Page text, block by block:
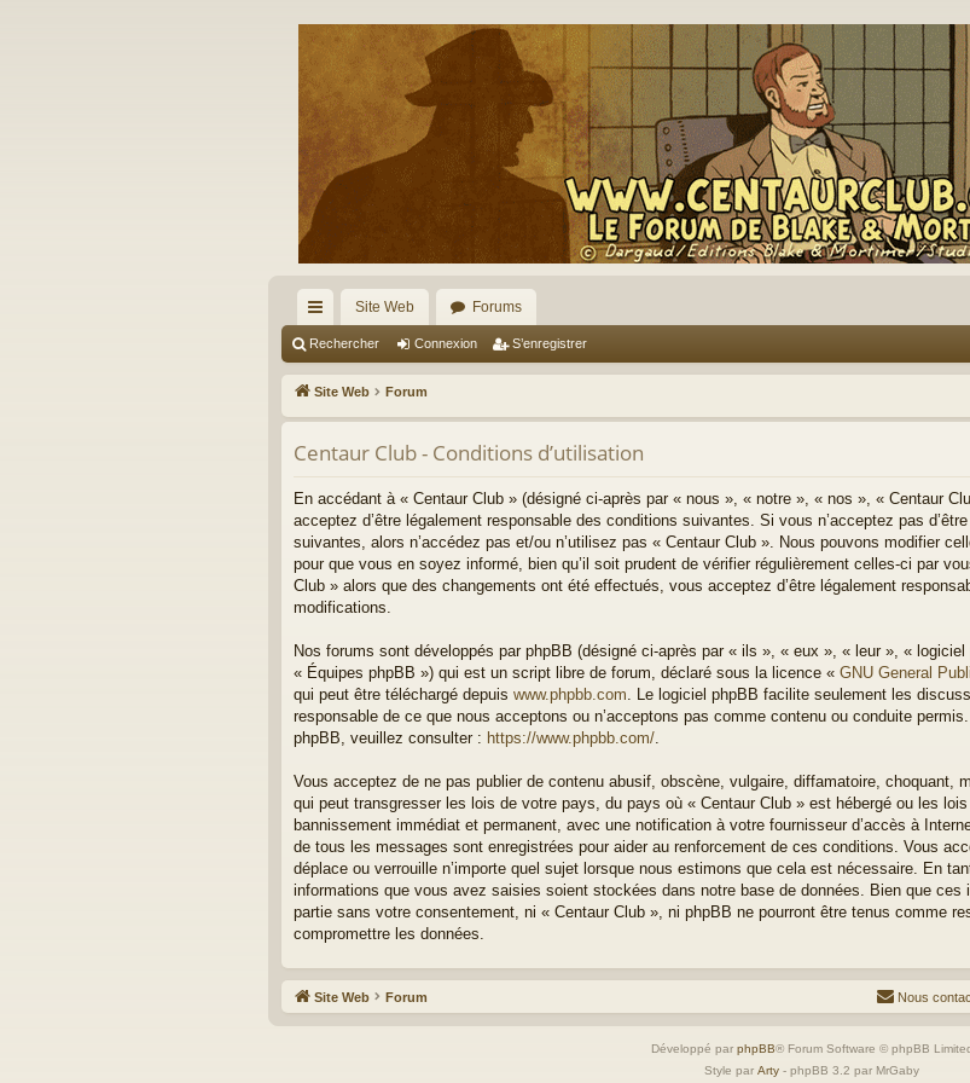
cc
ès
ra
pi
Site Web Forums
Rechercher Connexion S’enregistrer
Site Web Forum
Centaur Club - Conditions d’utilisation
En accédant à « Centaur Club » (désigné ci-après par « nous », « notre », « nos », « Centaur
acceptez d’être légalement responsable des conditions suivantes. Si vous n’acceptez pas
suivantes, alors n’accédez pas et/ou n’utilisez pas « Centaur Club ». Nous pouvons modifier
pour que vous en soyez informé, bien qu’il soit prudent de vérifier régulièrement celles-ci par
Club » alors que des changements ont été effectués, vous acceptez d’être légalement
modifications.
Nos forums sont développés par phpBB (désigné ci-après par « ils », « eux », « leur », «
« Équipes phpBB ») qui est un script libre de forum, déclaré sous la licence « GNU General
qui peut être téléchargé depuis www.phpbb.com . Le logiciel phpBB facilite seulement les
responsable de ce que nous acceptons ou n’acceptons pas comme contenu ou conduite
phpBB, veuillez consulter : https://www.phpbb.com/
Vous acceptez de ne pas publier de contenu abusif, obscène, vulgaire, diffamatoire, choquant,
qui peut transgresser les lois de votre pays, du pays où « Centaur Club » est hébergé ou les
bannissement immédiat et permanent, avec une notification à votre fournisseur d’accès à
de tous les messages sont enregistrées pour aider au renforcement de ces conditions. Vous
déplace ou verrouille n’importe quel sujet lorsque nous estimons que cela est nécessaire. En
informations que vous avez saisies soient stockées dans notre base de données. Bien que
partie sans votre consentement, ni « Centaur Club », ni phpBB ne pourront être tenus comme
compromettre les données.
Site Web Forum Nous
Développé par phpBB® Forum Software © phpBB
Style par Arty - phpBB 3.2 par MrGaby